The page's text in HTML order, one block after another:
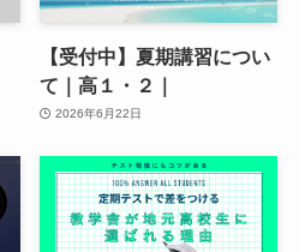
【受付中】夏期講習につい
て｜高１・２｜
2026年6月22日